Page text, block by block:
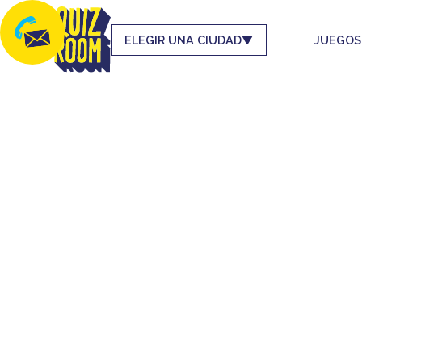
ELEGIR UNA CIUDAD JUEGOS